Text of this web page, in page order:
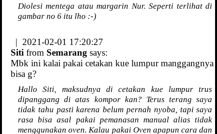
Diolesi mentega atau margarin Nur. Seperti terlihat di
gambar no 6 itu lho :-)
| 2021-02-01 17:20:27
Siti from Semarang says:
Mbk ini kalai pakai cetakan kue lumpur manggangnya
bisa g?
Hallo Siti, maksudnya di cetakan kue lumpur trus
dipanggang di atas kompor kan? Terus terang saya
tidak tahu pasti karena belum pernah nyoba, tapi saya
rasa bisa asal pakai pemanasan manual alias tidak
menggunakan oven. Kalau pakai Oven apapun cara dan